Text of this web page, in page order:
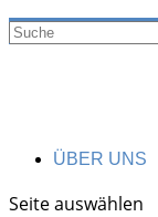
ÜBER UNS
Seite auswählen